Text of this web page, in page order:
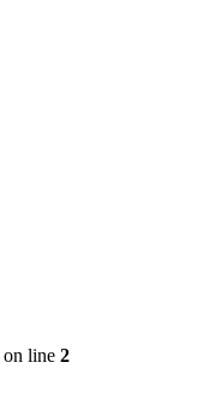
on line 2